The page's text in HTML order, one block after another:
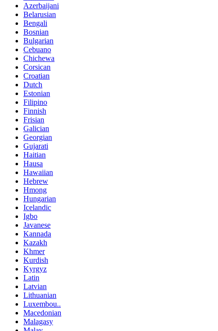
Azerbaijani
Belarusian
Bengali
Bosnian
Bulgarian
Cebuano
Chichewa
Corsican
Croatian
Dutch
Estonian
Filipino
Finnish
Frisian
Galician
Georgian
Gujarati
Haitian
Hausa
Hawaiian
Hebrew
Hmong
Hungarian
Icelandic
Igbo
Javanese
Kannada
Kazakh
Khmer
Kurdish
Kyrgyz
Latin
Latvian
Lithuanian
Luxembou..
Macedonian
Malagasy